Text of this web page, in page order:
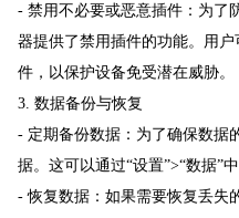
- 禁用不必要或恶意插件：为了
器提供了禁用插件的功能。用
件，以保护设备免受潜在威胁。
3. 数据备份与恢复
- 定期备份数据：为了确保数据
据。这可以通过“设置”>“数据”
- 恢复数据：如果需要恢复丢失